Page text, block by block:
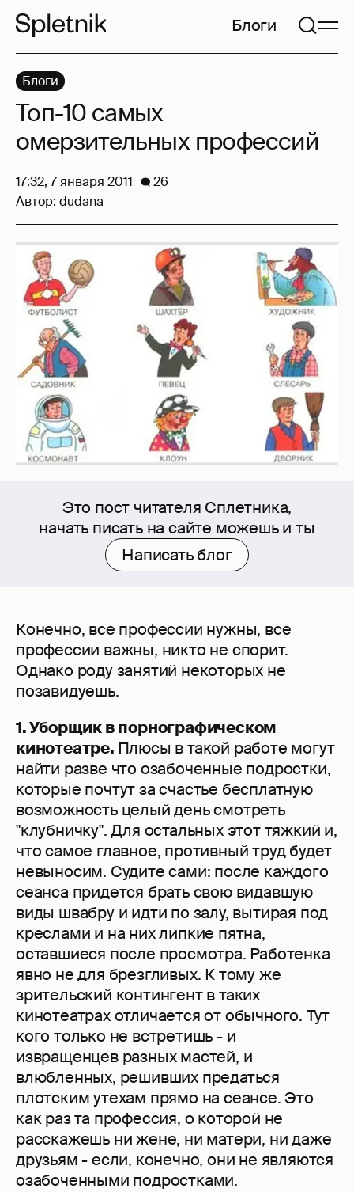
Блоги
Это пост читателя Сплетника,
начать писать на сайте можешь и ты
Написать блог
Конечно, все профессии нужны, все
профессии важны, никто не спорит.
Однако роду занятий некоторых не
позавидуешь.
1. Уборщик в порнографическом
кинотеатре. Плюсы в такой работе могут
найти разве что озабоченные подростки,
которые почтут за счастье бесплатную
возможность целый день смотреть
"клубничку". Для остальных этот тяжкий и,
что самое главное, противный труд будет
невыносим. Судите сами: после каждого
сеанса придется брать свою видавшую
виды швабру и идти по залу, вытирая под
креслами и на них липкие пятна,
оставшиеся после просмотра. Работенка
явно не для брезгливых. К тому же
зрительский контингент в таких
кинотеатрах отличается от обычного. Тут
кого только не встретишь - и
извращенцев разных мастей, и
влюбленных, решивших предаться
плотским утехам прямо на сеансе. Это
как раз та профессия, о которой не
расскажешь ни жене, ни матери, ни даже
друзьям - если, конечно, они не являются
озабоченными подростками.
Блоги
Топ-10 самых
омерзительных профессий
17:32, 7 января 2011
26
Автор: dudana